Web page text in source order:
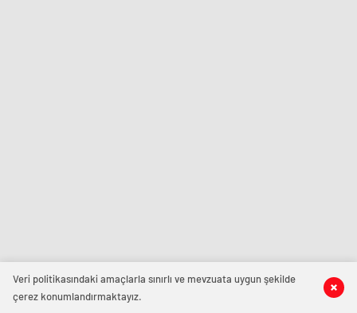
Veri politikasındaki amaçlarla sınırlı ve mevzuata uygun şekilde
çerez konumlandırmaktayız.